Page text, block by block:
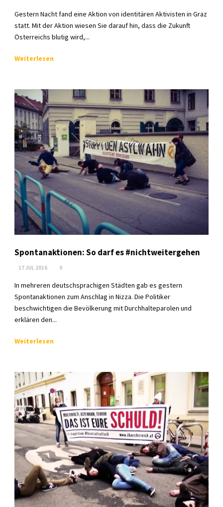
Gestern Nacht fand eine Aktion von identitären Aktivisten in Graz
statt. Mit der Aktion wiesen Sie darauf hin, dass die Zukunft
Österreichs blutig wird,...
Weiterlesen
Spontanaktionen: So darf es #nichtweitergehen
17 JUL 2016 0
In mehreren deutschsprachigen Städten gab es gestern
Spontanaktionen zum Anschlag in Nizza. Die Politiker
beschwichtigen die Bevölkerung mit Durchhalteparolen und
erklären den...
Weiterlesen